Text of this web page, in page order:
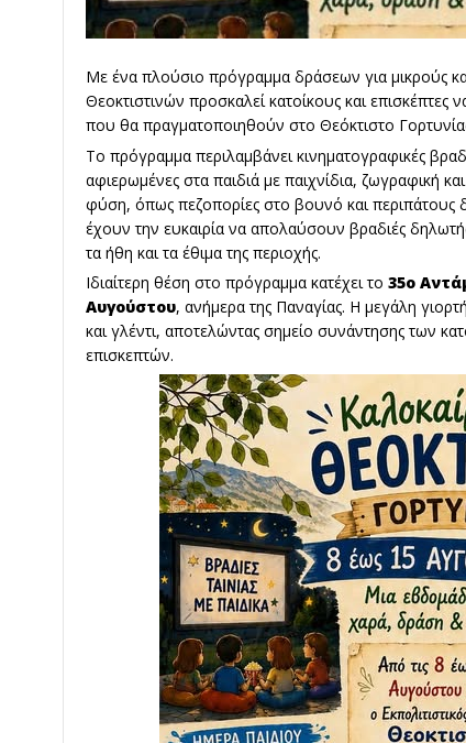
Με ένα πλούσιο πρόγραμμα δράσεων για μικρούς
Θεοκτιστινών προσκαλεί κατοίκους και επισκέπτες
που θα πραγματοποιηθούν στο Θεόκτιστο
Το πρόγραμμα περιλαμβάνει κινηματογραφικές
αφιερωμένες στα παιδιά με παιχνίδια, ζωγραφική
φύση, όπως πεζοπορίες στο βουνό και περιπάτους
έχουν την ευκαιρία να απολαύσουν βραδιές
τα ήθη και τα έθιμα της περιοχής.
Ιδιαίτερη θέση στο πρόγραμμα κατέχει το 35ο
Αυγούστου, ανήμερα της Παναγίας. Η μεγάλη
και γλέντι, αποτελώντας σημείο συνάντησης των
επισκεπτών.